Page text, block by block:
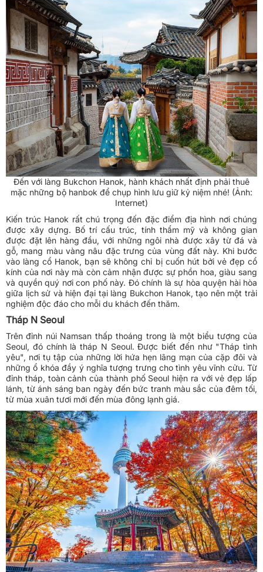
Đến với làng Bukchon Hanok, hành khách nhất định phải thuê
mặc những bộ hanbok để chụp hình lưu giữ kỷ niệm nhé! (Ảnh:
Internet)
Kiến trúc Hanok rất chú trọng đến đặc điểm địa hình nơi chúng
được xây dựng. Bố trí cấu trúc, tính thẩm mỹ và không gian
được đặt lên hàng đầu, với những ngôi nhà được xây từ đá và
gỗ, mang màu vàng nâu đặc trưng của vùng đất này. Khi bước
vào làng cổ Hanok, bạn sẽ không chỉ bị cuốn hút bởi vẻ đẹp cổ
kính của nơi này mà còn cảm nhận được sự phồn hoa, giàu sang
và quyền quý nơi con phố này. Đó chính là sự hòa quyện hài hòa
giữa lịch sử và hiện đại tại làng Bukchon Hanok, tạo nên một trải
nghiệm độc đáo cho mỗi du khách đến thăm.
Tháp N Seoul
Trên đỉnh núi Namsan thấp thoáng trong là một biểu tượng của
Seoul, đó chính là tháp N Seoul. Được biết đến như "Tháp tình
yêu", nơi tụ tập của những lời hứa hẹn lãng mạn của cặp đôi và
những ổ khóa đầy ý nghĩa tượng trưng cho tình yêu vĩnh cửu. Từ
đỉnh tháp, toàn cảnh của thành phố Seoul hiện ra với vẻ đẹp lấp
lánh, từ ánh sáng ban ngày đến bức tranh màu sắc của đêm tối,
từ mùa xuân tươi mới đến mùa đông lạnh giá.